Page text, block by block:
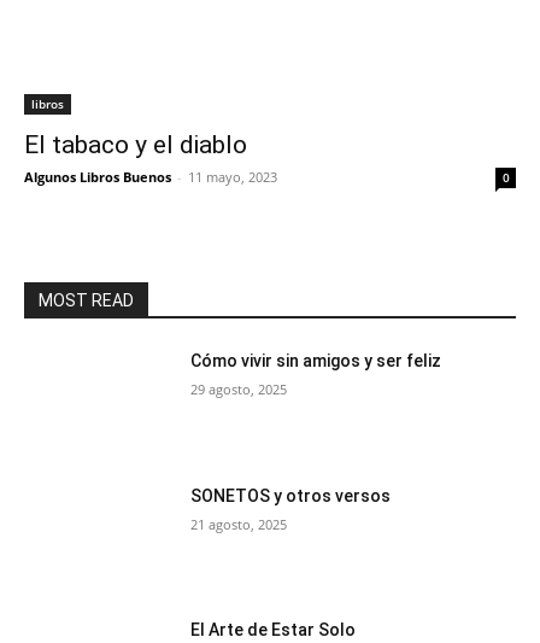
libros
El tabaco y el diablo
Algunos Libros Buenos - 11 mayo, 2023 0
MOST READ
Cómo vivir sin amigos y ser feliz
29 agosto, 2025
SONETOS y otros versos
21 agosto, 2025
El Arte de Estar Solo